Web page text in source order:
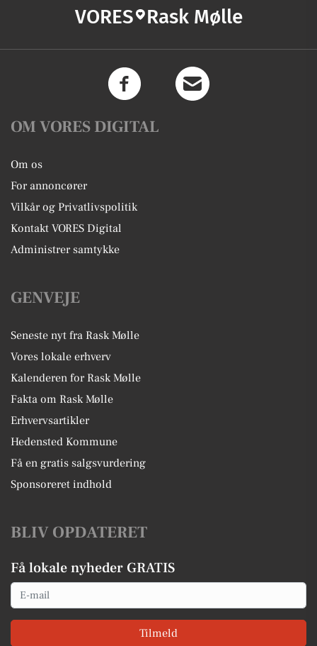
VORES Rask Mølle
OM VORES DIGITAL
Om os
For annoncører
Vilkår og Privatlivspolitik
Kontakt VORES Digital
Administrer samtykke
GENVEJE
Seneste nyt fra Rask Mølle
Vores lokale erhverv
Kalenderen for Rask Mølle
Fakta om Rask Mølle
Erhvervsartikler
Hedensted Kommune
Få en gratis salgsvurdering
Sponsoreret indhold
BLIV OPDATERET
Få lokale nyheder GRATIS
Email
Tilmeld